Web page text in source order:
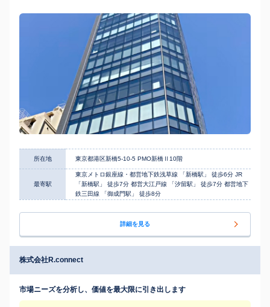
所在地 東京都港区新橋5-10-5 PMO新橋Ⅱ10階
最寄駅
東京メトロ銀座線・都営地下鉄浅草線 「新橋駅」 徒歩6分 JR
「新橋駅」 徒歩7分 都営大江戸線 「汐留駅」 徒歩7分 都営地下
鉄三田線 「御成門駅」 徒歩8分
詳細を見る
株式会社R.connect
市場ニーズを分析し、価値を最大限に引き出します